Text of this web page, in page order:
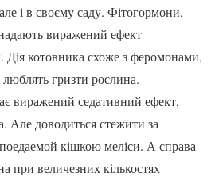
і в своєму саду. Фітогормони,
виражений ефект
Дія котовника схоже з феромонами,
гризти рослина.
виражений седативний ефект,
Але доводиться стежити за
кішкою меліси. А справа
при величезних кількостях